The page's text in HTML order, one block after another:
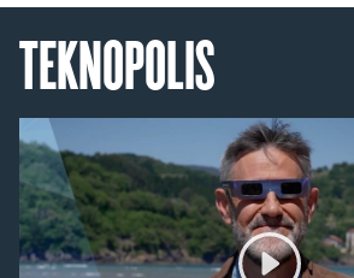
TEKNOPOLIS